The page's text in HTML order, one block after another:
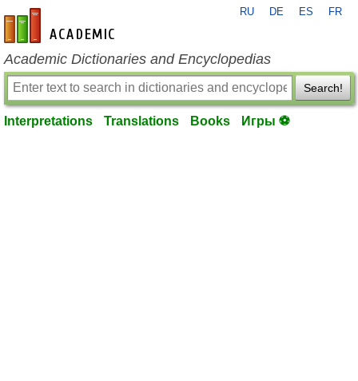
en-academic.com
RU DE ES FR
Academic Dictionaries and Encyclopedias
Search!
Interpretations Translations Books Игры ⚽